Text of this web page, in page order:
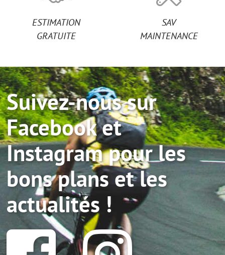
ESTIMATION
GRATUITE
SAV
MAINTENANCE
Suivez-nous sur
Facebook et
Instagram pour les
bons plans et les
actualités !